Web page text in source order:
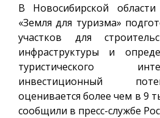
В Новосибирской
«Земля для туризма»
участков для
инфраструктуры и
туристического
инвестиционный
оценивается более чем в 9
сообщили в пресс-службе